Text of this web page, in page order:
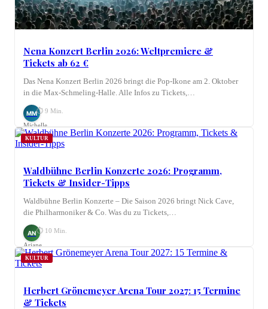
Nena Konzert Berlin 2026: Weltpremiere &
Tickets ab 62 €
Das Nena Konzert Berlin 2026 bringt die Pop-Ikone am 2. Oktober
in die Max-Schmeling-Halle. Alle Infos zu Tickets,…
MM
Michelle
Möhring
⏱ 9 Min.
KULTUR
Waldbühne Berlin Konzerte 2026: Programm,
Tickets & Insider-Tipps
Waldbühne Berlin Konzerte – Die Saison 2026 bringt Nick Cave,
die Philharmoniker & Co. Was du zu Tickets,…
AN
Ariane
Nagel
⏱ 10 Min.
KULTUR
Herbert Grönemeyer Arena Tour 2027: 15 Termine
& Tickets